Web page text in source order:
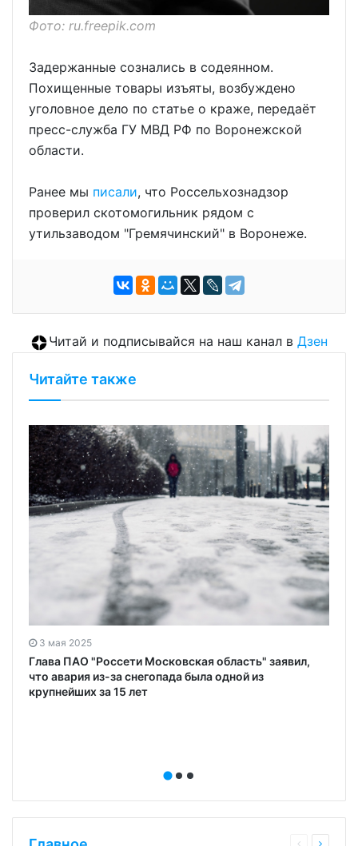
Фото: ru.freepik.com
Задержанные сознались в содеянном.
Похищенные товары изъяты, возбуждено
уголовное дело по статье о краже, передаёт
пресс-служба ГУ МВД РФ по Воронежской
области.
Ранее мы писали, что Россельхознадзор
проверил скотомогильник рядом с
утильзаводом "Гремячинский" в Воронеже.
Читай и подписывайся на наш канал в Дзен
Читайте также
3 мая 2025
Глава ПАО "Россети Московская область" заявил,
что авария из-за снегопада была одной из
крупнейших за 15 лет